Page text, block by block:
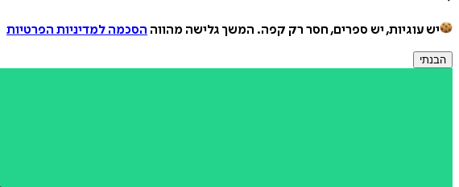
יש עוגיות, יש ספרים, חסר רק קפה. המשך גלישה מהווה הסכמה למדיניות הפרטיות
הבנתי